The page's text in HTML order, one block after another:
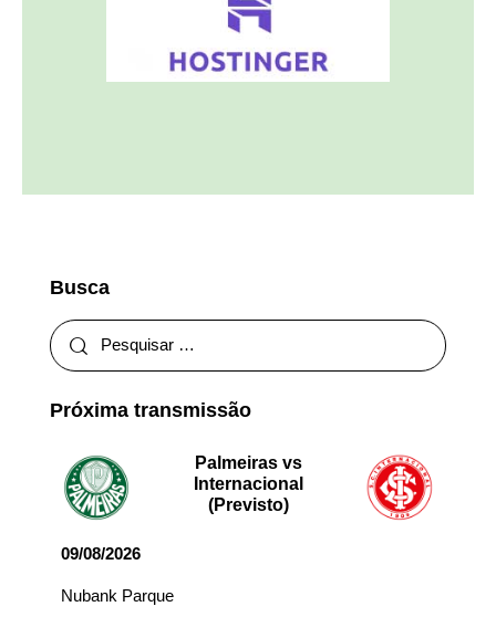
Busca
Próxima transmissão
Palmeiras vs
Internacional
(Previsto)
09/08/2026
Nubank Parque